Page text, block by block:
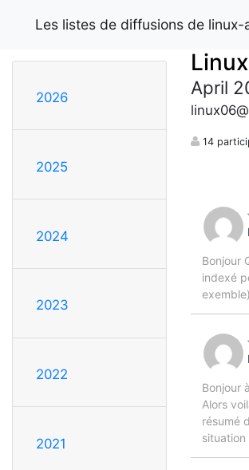
Les listes de diffusions de linux-
2026
2025
2024
2023
2022
2021
April
14
Bonjour
indexé
Bonjour
Alors
résumé